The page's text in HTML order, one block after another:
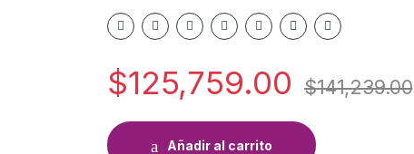
$125,759.00 $141,239.00
Añadir al carrito